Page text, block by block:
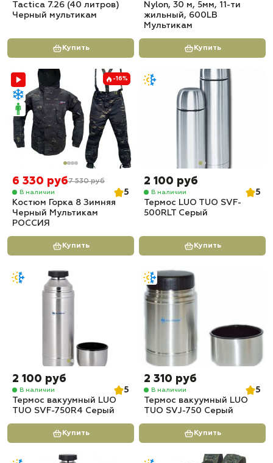
Tactica 7.26 (40 литров)
Черный мультикам
Купить
Nylon, 30 м, 5мм, 11-ти
жильный, 600LB
Мультикам
Купить
-16%
6 330 руб7 530 руб
В наличии
5
Костюм Горка 8 Зимняя
Черный Мультикам
РОССИЯ
Купить
2 100 руб
В наличии
5
Термос LUO TUO SVF-
500RLT Серый
Купить
2 100 руб
В наличии
5
Термос вакуумный LUO
TUO SVF-750R4 Серый
Купить
2 310 руб
В наличии
5
Термос вакуумный LUO
TUO SVJ-750 Серый
Купить